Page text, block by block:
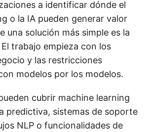
a identificar dónde el
o la IA pueden generar valor
una solución más simple es la
trabajo empieza con los
y las restricciones
modelos por los modelos.
cubrir machine learning
predictiva, sistemas de soporte
NLP o funcionalidades de